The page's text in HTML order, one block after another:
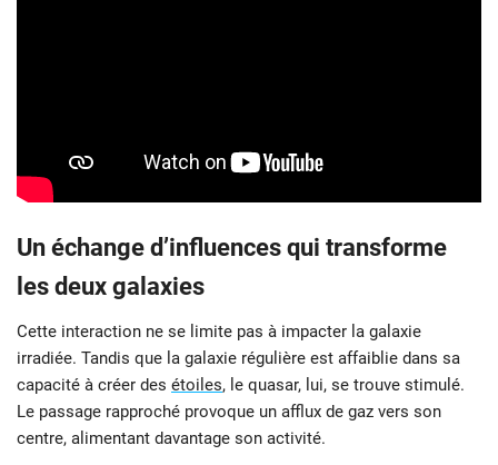
Un échange d’influences qui transforme
les deux galaxies
Cette interaction ne se limite pas à impacter la galaxie
irradiée. Tandis que la galaxie régulière est affaiblie dans sa
capacité à créer des étoiles, le quasar, lui, se trouve stimulé.
Le passage rapproché provoque un afflux de gaz vers son
centre, alimentant davantage son activité.